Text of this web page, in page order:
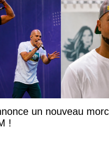
un nouveau
!